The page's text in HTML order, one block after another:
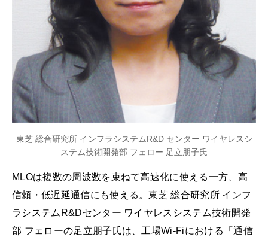
東芝 総合研究所 インフラシステムR&D センター ワイヤレスシ
ステム技術開発部 フェロー 足立朋子氏
MLOは複数の周波数を束ねて高速化に使える一方、高
信頼・低遅延通信にも使える。東芝 総合研究所 インフ
ラシステムR&Dセンター ワイヤレスシステム技術開発
部 フェローの足立朋子氏は、工場Wi-Fiにおける「通信